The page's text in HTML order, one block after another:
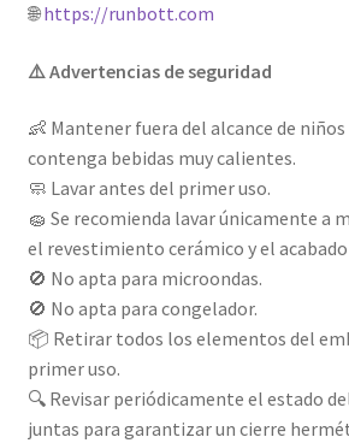
🌐https://runbott.com
⚠️ Advertencias de seguridad
👶 Mantener fuera del alcance de
contenga bebidas muy calientes.
🧼 Lavar antes del primer uso.
🧽 Se recomienda lavar únicamente a
el revestimiento cerámico y el
🚫 No apta para microondas.
🚫 No apta para congelador.
📦 Retirar todos los elementos del
primer uso.
🔍 Revisar periódicamente el estado
juntas para garantizar un cierre